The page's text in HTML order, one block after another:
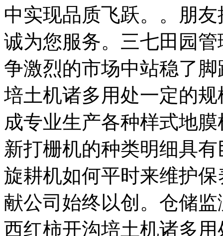
中实现品质飞跃。。朋
诚为您服务。三七田园
争激烈的市场中站稳了
培土机诸多用处一定的
成专业生产各种样式地
新打栅机的种类明细具
旋耕机如何平时来维护
献公司始终以创。仓储
西红柿开沟培土机诸多